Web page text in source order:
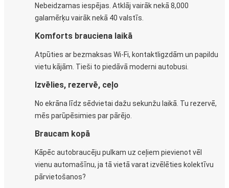
Nebeidzamas iespējas. Atklāj vairāk nekā 8,000
galamērķu vairāk nekā 40 valstīs.
Komforts brauciena laikā
Atpūties ar bezmaksas Wi-Fi, kontaktligzdām un papildu
vietu kājām. Tieši to piedāvā moderni autobusi.
Izvēlies, rezervē, ceļo
No ekrāna līdz sēdvietai dažu sekunžu laikā. Tu rezervē,
mēs parūpēsimies par pārējo.
Braucam kopā
Kāpēc autobraucēju pulkam uz ceļiem pievienot vēl
vienu automašīnu, ja tā vietā varat izvēlēties kolektīvu
pārvietošanos?